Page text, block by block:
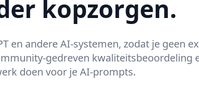
kopzorgen.
en andere AI-systemen, zodat je geen
gedreven kwaliteitsbeoordeling
doen voor je AI-prompts.